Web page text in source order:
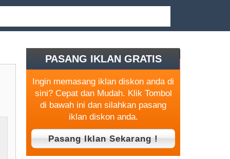
PASANG IKLAN GRATIS
Ingin memasang iklan diskon anda di
sini? Cepat dan Mudah. Klik Tombol
di bawah ini dan silahkan pasang
iklan diskon anda.